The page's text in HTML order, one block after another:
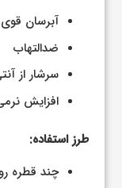
آبرسان قوی
ضدالتهاب
سرشار از
افزایش
طرز استفاده:
چند قطره